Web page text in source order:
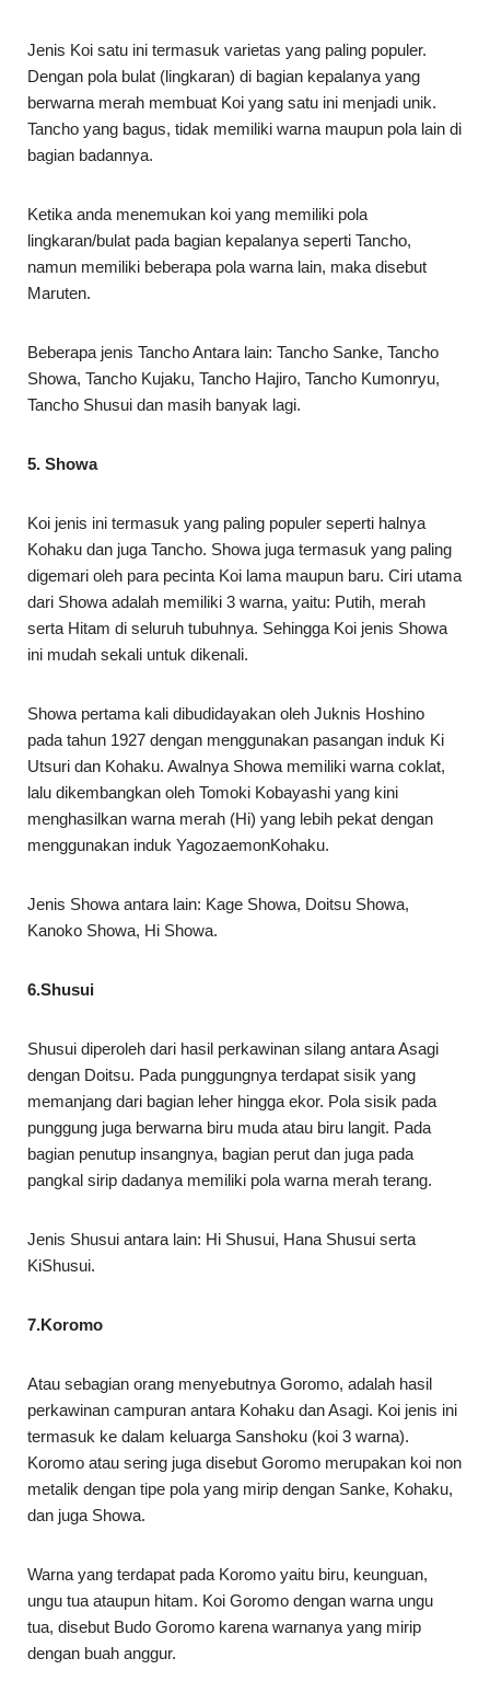
Jenis Koi satu ini termasuk varietas yang paling populer.
Dengan pola bulat (lingkaran) di bagian kepalanya yang
berwarna merah membuat Koi yang satu ini menjadi unik.
Tancho yang bagus, tidak memiliki warna maupun pola lain di
bagian badannya.
Ketika anda menemukan koi yang memiliki pola
lingkaran/bulat pada bagian kepalanya seperti Tancho,
namun memiliki beberapa pola warna lain, maka disebut
Maruten.
Beberapa jenis Tancho Antara lain: Tancho Sanke, Tancho
Showa, Tancho Kujaku, Tancho Hajiro, Tancho Kumonryu,
Tancho Shusui dan masih banyak lagi.
5. Showa
Koi jenis ini termasuk yang paling populer seperti halnya
Kohaku dan juga Tancho. Showa juga termasuk yang paling
digemari oleh para pecinta Koi lama maupun baru. Ciri utama
dari Showa adalah memiliki 3 warna, yaitu: Putih, merah
serta Hitam di seluruh tubuhnya. Sehingga Koi jenis Showa
ini mudah sekali untuk dikenali.
Showa pertama kali dibudidayakan oleh Juknis Hoshino
pada tahun 1927 dengan menggunakan pasangan induk Ki
Utsuri dan Kohaku. Awalnya Showa memiliki warna coklat,
lalu dikembangkan oleh Tomoki Kobayashi yang kini
menghasilkan warna merah (Hi) yang lebih pekat dengan
menggunakan induk YagozaemonKohaku.
Jenis Showa antara lain: Kage Showa, Doitsu Showa,
Kanoko Showa, Hi Showa.
6.Shusui
Shusui diperoleh dari hasil perkawinan silang antara Asagi
dengan Doitsu. Pada punggungnya terdapat sisik yang
memanjang dari bagian leher hingga ekor. Pola sisik pada
punggung juga berwarna biru muda atau biru langit. Pada
bagian penutup insangnya, bagian perut dan juga pada
pangkal sirip dadanya memiliki pola warna merah terang.
Jenis Shusui antara lain: Hi Shusui, Hana Shusui serta
KiShusui.
7.Koromo
Atau sebagian orang menyebutnya Goromo, adalah hasil
perkawinan campuran antara Kohaku dan Asagi. Koi jenis ini
termasuk ke dalam keluarga Sanshoku (koi 3 warna).
Koromo atau sering juga disebut Goromo merupakan koi non
metalik dengan tipe pola yang mirip dengan Sanke, Kohaku,
dan juga Showa.
Warna yang terdapat pada Koromo yaitu biru, keunguan,
ungu tua ataupun hitam. Koi Goromo dengan warna ungu
tua, disebut Budo Goromo karena warnanya yang mirip
dengan buah anggur.